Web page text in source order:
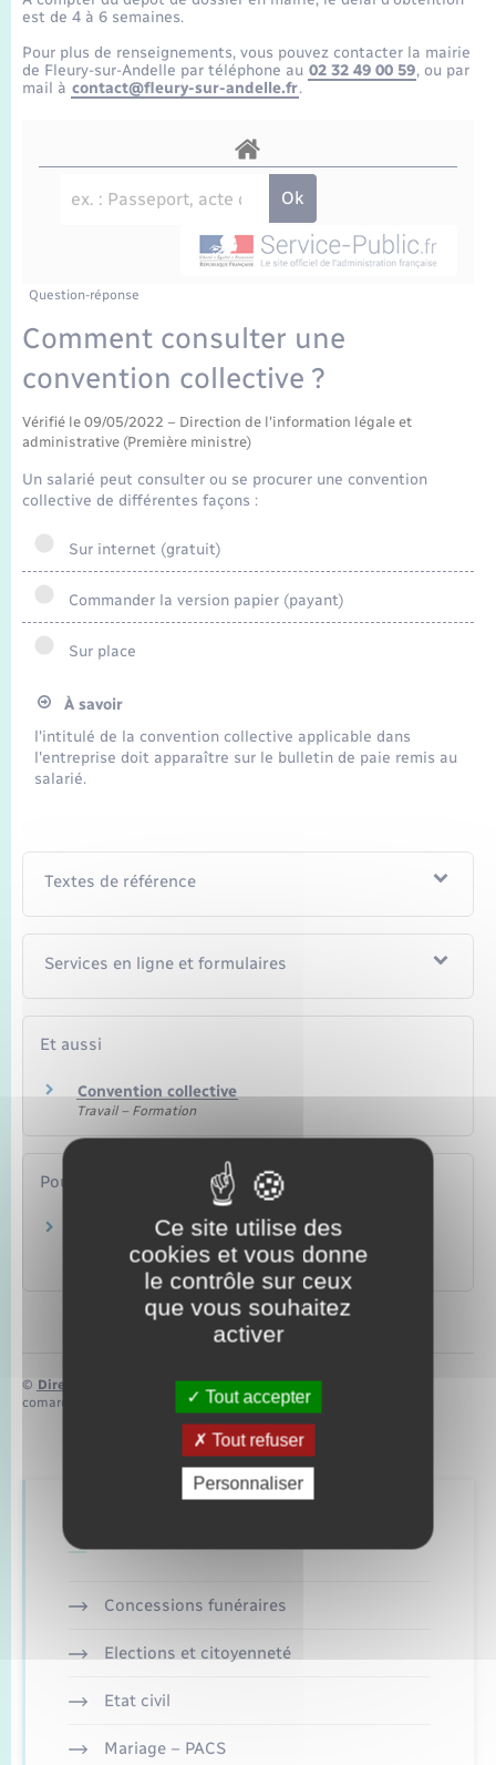
Etat-civil - Papiers - Citoyenneté
Mariage – PACS
Recensement
Loisirs
Organisation d’événement
Sécurité - Prévention
Seniors
Transports
Transports scolaires
Voirie et espace public
Travaux - Autorisation d’occupation de l’espace
public
Compétences
Présentation de la commune
La Communauté de communes
est de 4 à 6 semaines.
Pour plus de renseignements, vous pouvez contacter la mairie
de Fleury-sur-Andelle par téléphone au 02 32 49 00 59, ou par
mail à contact@fleury-sur-andelle.fr.
Question-réponse
Comment consulter une
convention collective ?
Vérifié le 09/05/2022 – Direction de l'information légale et
administrative (Première ministre)
Un salarié peut consulter ou se procurer une convention
collective de différentes façons :
Sur internet (gratuit)
Commander la version papier (payant)
Sur place
À savoir
l'intitulé de la convention collective applicable dans
l'entreprise doit apparaître sur le bulletin de paie remis au
salarié.
Textes de référence
Services en ligne et formulaires
Et aussi
Convention collective
Travail – Formation
Pour en savoir plus
Les accords collectifs d'entreprises
Direction de l'information légale et administrative (Dila) –
Première ministre
© Direction de l’information légale et administrative
comarquage developpé parbaseo.io
Concessions funéraires
Elections et citoyenneté
Etat civil
Mariage – PACS
Ce site utilise des
cookies et vous donne
le contrôle sur ceux
que vous souhaitez
activer
Tout accepter
Tout refuser
Personnaliser